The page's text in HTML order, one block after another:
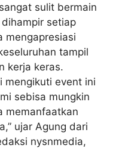
sulit bermain
setiap
mengapresiasi
tampil
kerja keras.
mengikuti event ini
sebisa mungkin
memanfaatkan
ujar Agung dari
nysnmedia,